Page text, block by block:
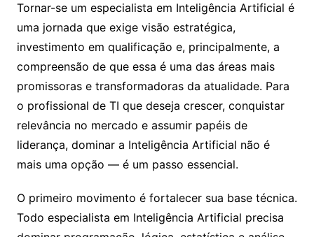
Tornar-se um especialista em Inteligência Artificial é
uma jornada que exige visão estratégica,
investimento em qualificação e, principalmente, a
compreensão de que essa é uma das áreas mais
promissoras e transformadoras da atualidade. Para
o profissional de TI que deseja crescer, conquistar
relevância no mercado e assumir papéis de
liderança, dominar a Inteligência Artificial não é
mais uma opção — é um passo essencial.
O primeiro movimento é fortalecer sua base técnica.
Todo especialista em Inteligência Artificial precisa